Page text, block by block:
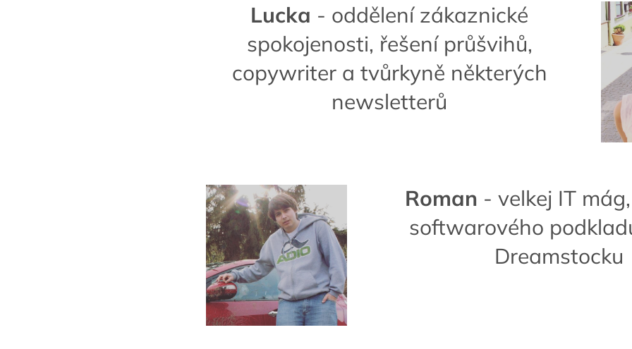
Lucka - oddělení zákaznické
spokojenosti, řešení průšvihů,
copywriter a tvůrkyně některých
newsletterů
Roman - velkej IT
softwarového
Dreamstocku